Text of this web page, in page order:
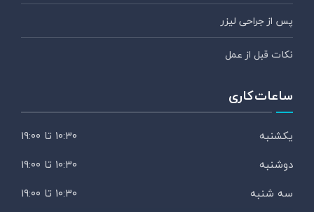
پس از جراحی لیزر
نکات قبل از عمل
ساعات کاری
یکشنبه
۱۰:۳۰ تا ۱۹:۰۰
دوشنبه
۱۰:۳۰ تا ۱۹:۰۰
سه شنبه
۱۰:۳۰ تا ۱۹:۰۰